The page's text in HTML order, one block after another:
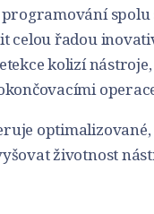
spolu
celou řadou
kolizí
životnost